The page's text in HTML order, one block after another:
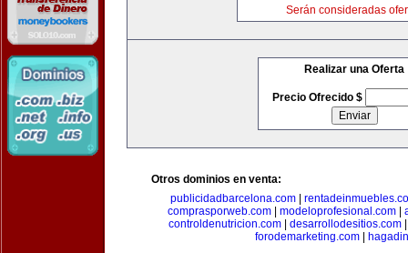
Serán consideradas
Realizar una Oferta
Precio Ofrecido $
Otros dominios en venta:
publicidadbarcelona.com
comprasporweb.com| modeloprofesional.com|
controldenutricion.com
desarrollodesitios.com
forodemarketing.com|